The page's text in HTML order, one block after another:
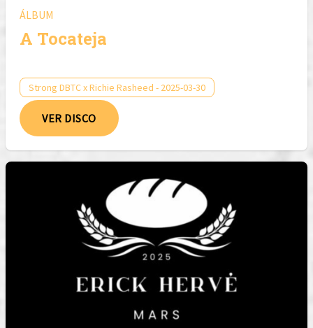
ÁLBUM
A Tocateja
Strong DBTC x Richie Rasheed - 2025-03-30
VER DISCO